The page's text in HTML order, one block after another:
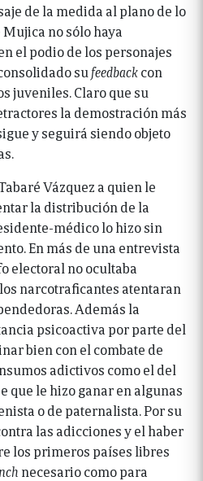
de la medida al plano de lo
no sólo haya
el podio de los personajes
sufeedbackcon
juveniles. Claro que su
la demostración más
y seguirá siendo objeto
Vázquez a quien le
la distribución de la
médico lo hizo sin
En más de una entrevista
electoral no ocultaba
narcotraficantes atentaran
Además la
psicoactiva por parte del
bien con el combate de
adictivos como el del
que le hizo ganar en algunas
o de paternalista. Por su
las adicciones y el haber
los primeros países libres
necesario como para